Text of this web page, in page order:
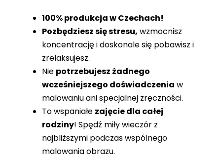
100% produkcja w Czechach!
Pozbędziesz się stresu, wzmocnisz
koncentrację i doskonale się pobawisz i
zrelaksujesz.
Nie potrzebujesz żadnego
wcześniejszego doświadczenia w
malowaniu ani specjalnej zręczności.
To wspaniałe zajęcie dla całej
rodziny! Spędź miły wieczór z
najbliższymi podczas wspólnego
malowania obrazu.